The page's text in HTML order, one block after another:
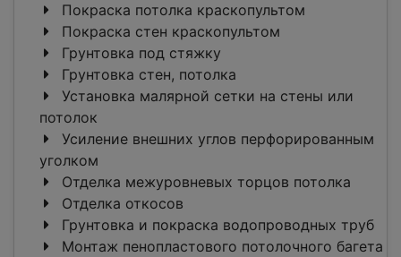
Покраска потолка краскопультом
Покраска стен краскопультом
Грунтовка под стяжку
Грунтовка стен, потолка
Установка малярной сетки на стены или
потолок
Усиление внешних углов перфорированным
уголком
Отделка межуровневых торцов потолка
Отделка откосов
Грунтовка и покраска водопроводных труб
Монтаж пенопластового потолочного багета